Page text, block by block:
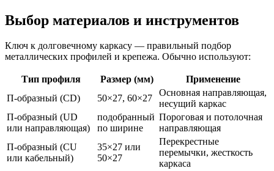
Выбор материалов и инструментов
Ключ к долговечному каркасу — правильный подбор
металлических профилей и крепежа. Обычно используют:
Тип профиля Размер (мм)
Применение
П-образный (CD)
50×27, 60×27
Основная направляющая,
несущий каркас
П-образный (UD
или направляющая)
подобранный
по ширине
Пороговая и потолочная
направляющая
П-образный (CU
или кабельный)
35×27 или
50×27
Перекрестные
перемычки, жесткость
каркаса